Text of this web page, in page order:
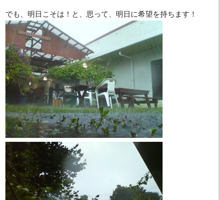
でも、明日こそは！と、思って、明日に希望を持ちます！